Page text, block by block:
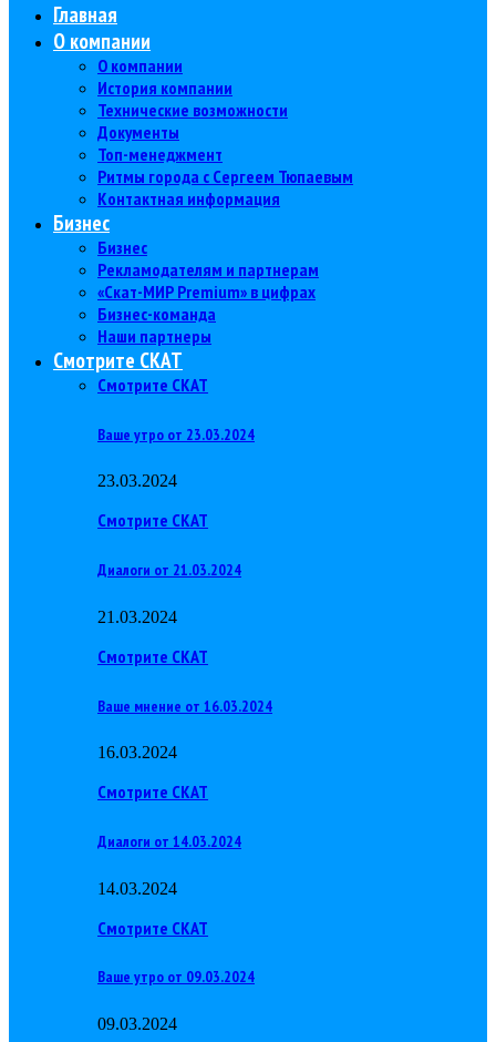
Главная
О компании
О компании
История компании
Технические возможности
Документы
Топ-менеджмент
Ритмы города с Сергеем Тюпаевым
Контактная информация
Бизнес
Бизнес
Рекламодателям и партнерам
«Скат-МИР Premium» в цифрах
Бизнес-команда
Наши партнеры
Смотрите СКАТ
Смотрите СКАТ
Ваше утро от 23.03.2024
23.03.2024
Смотрите СКАТ
Диалоги от 21.03.2024
21.03.2024
Смотрите СКАТ
Ваше мнение от 16.03.2024
16.03.2024
Смотрите СКАТ
Диалоги от 14.03.2024
14.03.2024
Смотрите СКАТ
Ваше утро от 09.03.2024
09.03.2024